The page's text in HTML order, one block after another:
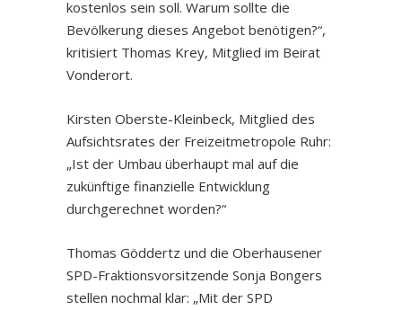
kostenlos sein soll. Warum sollte die
Bevölkerung dieses Angebot benötigen?“,
kritisiert Thomas Krey, Mitglied im Beirat
Vonderort.
Kirsten Oberste-Kleinbeck, Mitglied des
Aufsichtsrates der Freizeitmetropole Ruhr:
„Ist der Umbau überhaupt mal auf die
zukünftige finanzielle Entwicklung
durchgerechnet worden?“
Thomas Göddertz und die Oberhausener
SPD-Fraktionsvorsitzende Sonja Bongers
stellen nochmal klar: „Mit der SPD